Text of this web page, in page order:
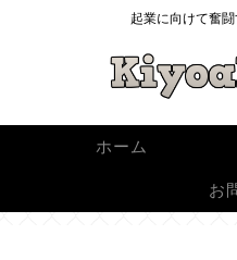
起業に向けて奮
ホーム
お